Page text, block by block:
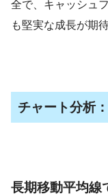
全で、キャッシュ
も堅実な成長が期
チャート分析
長期移動平均線